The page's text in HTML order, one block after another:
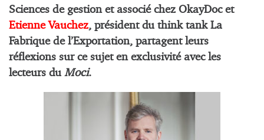
Sciences de gestion et associé chez OkayDoc et
Etienne Vauchez, président du think tank La
Fabrique de l’Exportation, partagent leurs
réflexions sur ce sujet en exclusivité avec les
lecteurs du Moci.